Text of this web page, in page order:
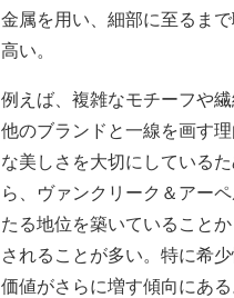
金属を用い、細部に至るま
高い。
例えば、複雑なモチーフや
他のブランドと一線を画す
な美しさを大切にしている
ら、ヴァンクリーク＆アー
たる地位を築いていること
されることが多い。特に希
価値がさらに増す傾向にある